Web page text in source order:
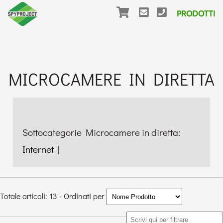
PRODOTTI
MICROCAMERE IN DIRETTA
Sottocategorie Microcamere in diretta:
Internet|
Totale articoli: 13 - Ordinati per